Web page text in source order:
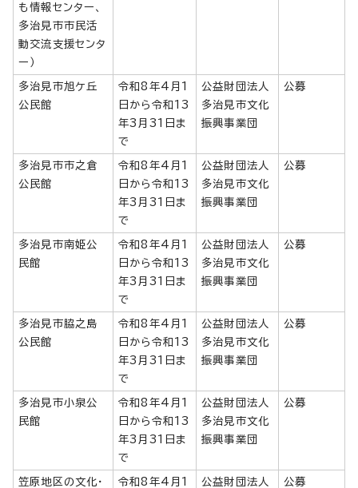
も情報センター、
多治見市市民活
動交流支援センタ
ー）
多治見市旭ケ丘
公民館
令和8年4月1
日から令和13
年3月31日ま
で
公益財団法人
多治見市文化
振興事業団
公募
多治見市市之倉
公民館
令和8年4月1
日から令和13
年3月31日ま
で
公益財団法人
多治見市文化
振興事業団
公募
多治見市南姫公
民館
令和8年4月1
日から令和13
年3月31日ま
で
公益財団法人
多治見市文化
振興事業団
公募
多治見市脇之島
公民館
令和8年4月1
日から令和13
年3月31日ま
で
公益財団法人
多治見市文化
振興事業団
公募
多治見市小泉公
民館
令和8年4月1
日から令和13
年3月31日ま
で
公益財団法人
多治見市文化
振興事業団
公募
笠原地区の文化・
令和8年4月1
公益財団法人
公募